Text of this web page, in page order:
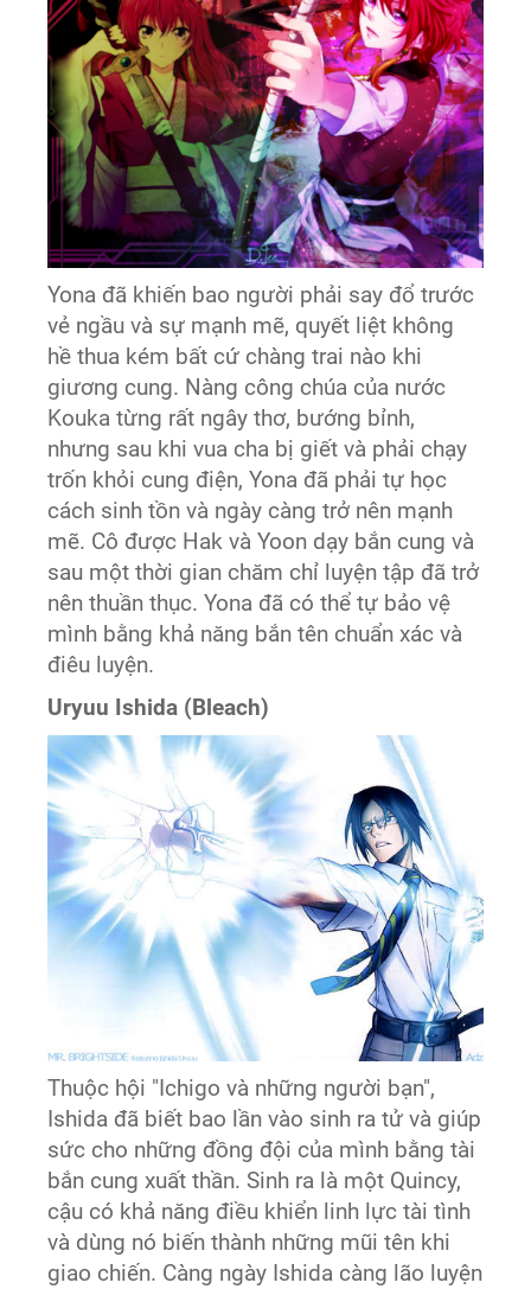
Yona đã khiến bao người phải say đổ trước
vẻ ngầu và sự mạnh mẽ, quyết liệt không
hề thua kém bất cứ chàng trai nào khi
giương cung. Nàng công chúa của nước
Kouka từng rất ngây thơ, bướng bỉnh,
nhưng sau khi vua cha bị giết và phải chạy
trốn khỏi cung điện, Yona đã phải tự học
cách sinh tồn và ngày càng trở nên mạnh
mẽ. Cô được Hak và Yoon dạy bắn cung và
sau một thời gian chăm chỉ luyện tập đã trở
nên thuần thục. Yona đã có thể tự bảo vệ
mình bằng khả năng bắn tên chuẩn xác và
điêu luyện.
Uryuu Ishida (Bleach)
Thuộc hội "Ichigo và những người bạn",
Ishida đã biết bao lần vào sinh ra tử và giúp
sức cho những đồng đội của mình bằng tài
bắn cung xuất thần. Sinh ra là một Quincy,
cậu có khả năng điều khiển linh lực tài tình
và dùng nó biến thành những mũi tên khi
giao chiến. Càng ngày Ishida càng lão luyện